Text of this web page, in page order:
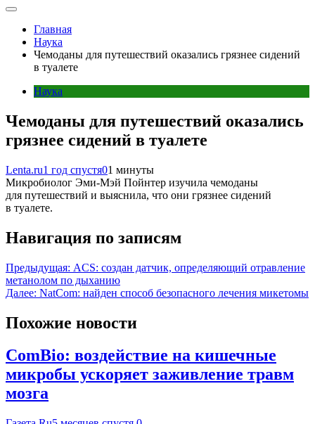
Главная
Наука
Чемоданы для путешествий оказались грязнее сидений
в туалете
Наука
Чемоданы для путешествий оказались
грязнее сидений в туалете
Lenta.ru1 год спустя01 минуты
Микробиолог Эми-Мэй Пойнтер изучила чемоданы
для путешествий и выяснила, что они грязнее сидений
в туалете.
Навигация по записям
Предыдущая: ACS: создан датчик, определяющий отравление
метанолом по дыханию
Далее: NatCom: найден способ безопасного лечения микетомы
Похожие новости
ComBio: воздействие на кишечные
микробы ускоряет заживление травм
мозга